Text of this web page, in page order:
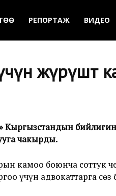
РЕПОРТАЖ ВИДЕО
жүрүштө
чакырды.
камоо боюнча соттук
үчүн адвокаттарга сөз